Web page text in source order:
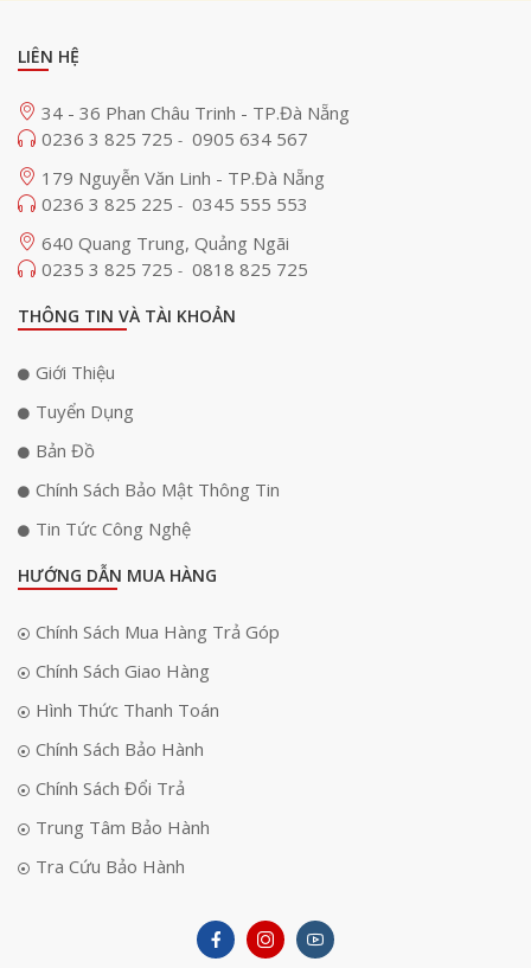
LIÊN HỆ
34 - 36 Phan Châu Trinh - TP.Đà Nẵng
0236 3 825 725 - 0905 634 567
179 Nguyễn Văn Linh - TP.Đà Nẵng
0236 3 825 225 - 0345 555 553
640 Quang Trung, Quảng Ngãi
0235 3 825 725 - 0818 825 725
THÔNG TIN VÀ TÀI KHOẢN
Giới Thiệu
Tuyển Dụng
Bản Đồ
Chính Sách Bảo Mật Thông Tin
Tin Tức Công Nghệ
HƯỚNG DẪN MUA HÀNG
Chính Sách Mua Hàng Trả Góp
Chính Sách Giao Hàng
Hình Thức Thanh Toán
Chính Sách Bảo Hành
Chính Sách Đổi Trả
Trung Tâm Bảo Hành
Tra Cứu Bảo Hành